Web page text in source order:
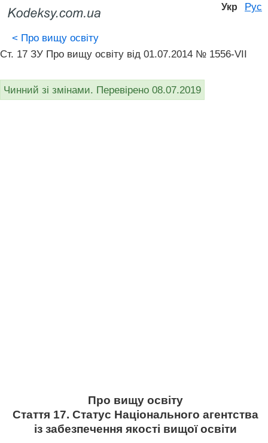
Укр Рус
< Про вищу освіту
Ст. 17 ЗУ Про вищу освіту від 01.07.2014 № 1556-VII
Чинний зі змінами. Перевірено 08.07.2019
Про вищу освіту
Стаття 17. Статус Національного агентства
із забезпечення якості вищої освіти